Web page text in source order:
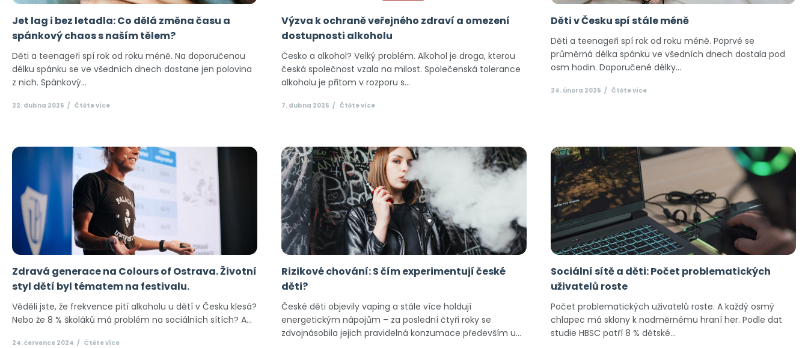
Jet lag i bez letadla: Co dělá změna času a
spánkový chaos s naším tělem?
Děti a teenageři spí rok od roku méně. Na doporučenou
délku spánku se ve všedních dnech dostane jen polovina
z nich. Spánkový...
22. dubna 2025 Čtěte více
Výzva k ochraně veřejného zdraví a omezení
dostupnosti alkoholu
Česko a alkohol? Velký problém. Alkohol je droga, kterou
česká společnost vzala na milost. Společenská tolerance
alkoholu je přitom v rozporu s...
7. dubna 2025 Čtěte více
Děti v Česku spí stále méně
Děti a teenageři spí rok od roku méně. Poprvé se
průměrná délka spánku ve všedních dnech dostala pod
osm hodin. Doporučené délky...
24. února 2025 Čtěte více
Zdravá generace na Colours of Ostrava. Životní
styl dětí byl tématem na festivalu.
Věděli jste, že frekvence pití alkoholu u dětí v Česku klesá?
Nebo že 8 % školáků má problém na sociálních sítích? A...
24. července 2024 Čtěte více
Rizikové chování: S čím experimentují české
děti?
České děti objevily vaping a stále více holdují
energetickým nápojům – za poslední čtyři roky se
zdvojnásobila jejich pravidelná konzumace především u...
Sociální sítě a děti: Počet problematických
uživatelů roste
Počet problematických uživatelů roste. A každý osmý
chlapec má sklony k nadměrnému hraní her. Podle dat
studie HBSC patří 8 % dětské...